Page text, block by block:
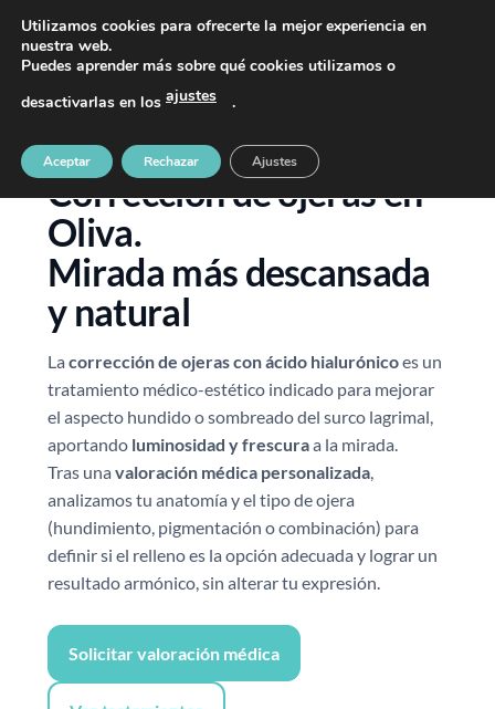
PIDE TU CITA AL TELÉFONO 637 42 97 25
Corrección de ojeras en
Oliva.
Mirada más descansada
y natural
La corrección de ojeras con ácido hialurónicoes un
tratamiento médico-estético indicado para mejorar
el aspecto hundido o sombreado del surco lagrimal,
aportando luminosidad y frescuraa la mirada.
Tras una valoración médica personalizada,
analizamos tu anatomía y el tipo de ojera
(hundimiento, pigmentación o combinación) para
definir si el relleno es la opción adecuada y lograr un
resultado armónico, sin alterar tu expresión.
Solicitar valoración médica
Utilizamos cookies para ofrecerte la mejor experiencia en
nuestra web.
Puedes aprender más sobre qué cookies utilizamos o
desactivarlas en los ajustes .
Aceptar Rechazar Ajustes